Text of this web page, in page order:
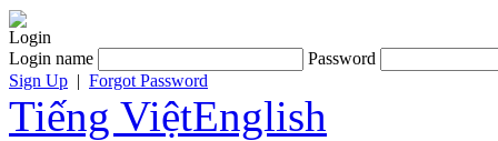
Login
Login name
Password
Sign Up | Forgot Password
Tiếng ViệtEnglish